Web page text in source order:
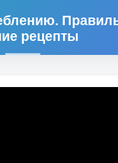
рецепты